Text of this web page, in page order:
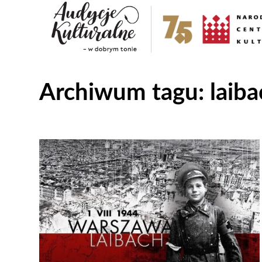
Archiwum tagu:
Odtwarzacz
plików
dźwiękowych